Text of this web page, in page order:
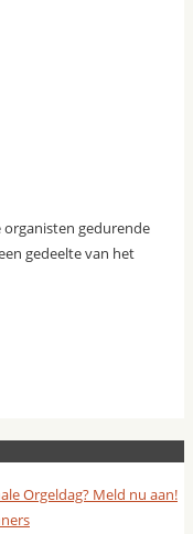
gedurende
gedeelte van het
Orgeldag? Meld nu aan!